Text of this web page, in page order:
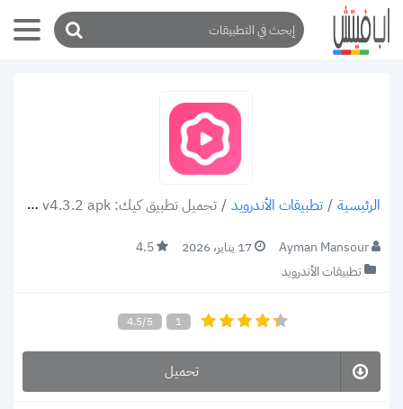
الرئيسية / تطبيقات الأندرويد / تحميل تطبيق كيك: Cake v4.3.2 apk للاندرويد لتعلم اللغة الإنجليزية خطوة بخطوة 2022
Ayman Mansour 17 يناير، 2026
4.5
تطبيقات الأندرويد
4.5/5 1
تحميل